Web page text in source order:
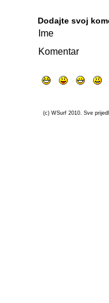
Dodajte svoj
Ime
Komentar
(c) WSurf 2010. Sve